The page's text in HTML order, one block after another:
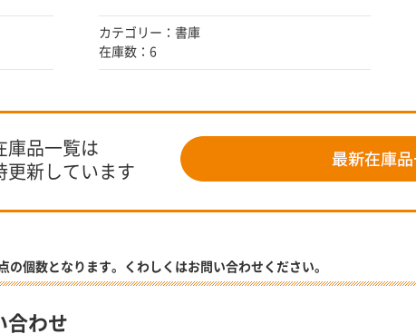
カテゴリー：書庫
在庫数：6
庫品一覧は
更新しています
個数となります。くわしくはお問い合わせください。
合わせ